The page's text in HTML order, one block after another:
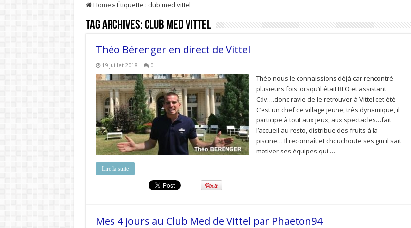
Home »Étiquette : club med vittel
Tag Archives:club med vittel
Théo Bérenger en direct de Vittel
19 juillet 2018 0
Théo nous le connaissions déjà car rencontré
plusieurs fois lorsqu’il était RLO et assistant
Cdv….donc ravie de le retrouver à Vittel cet été
C’est un chef de village jeune, très dynamique, il
participe à tout aux jeux, aux spectacles…fait
l’accueil au resto, distribue des fruits à la
piscine… Il reconnaît et chouchoute ses gm il sait
motiver ses équipes qui …
Lire la suite
Mes 4 jours au Club Med de Vittel par Phaeton94